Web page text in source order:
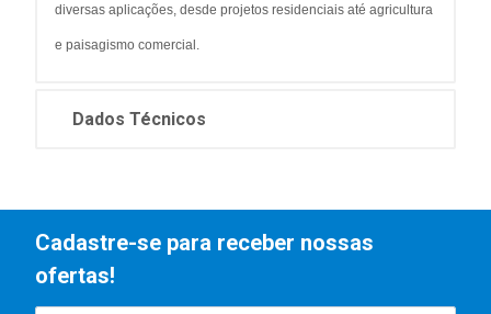
diversas aplicações, desde projetos residenciais até agricultura
e paisagismo comercial.
Dados Técnicos
Cadastre-se para receber nossas
ofertas!